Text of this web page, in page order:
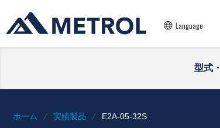
Language
型式
ホーム 実績製品 E2A-05-32S